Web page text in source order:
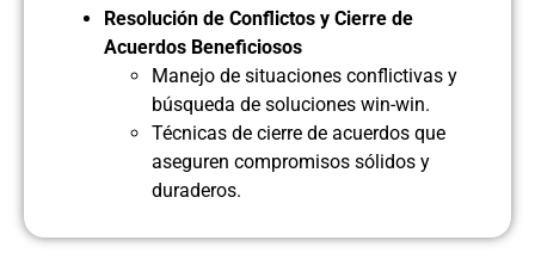
Resolución de Conflictos y Cierre de
Acuerdos Beneficiosos
Manejo de situaciones conflictivas y
búsqueda de soluciones win-win.
Técnicas de cierre de acuerdos que
aseguren compromisos sólidos y
duraderos.